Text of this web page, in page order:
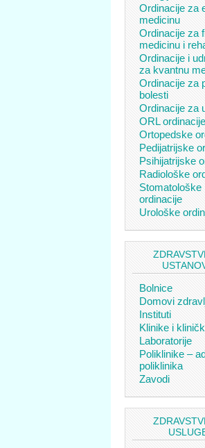
Ordinacije za
medicinu
Ordinacije za
medicinu i
Ordinacije i
za kvantnu
Ordinacije za
bolesti
Ordinacije za
ORL ordinacije
Ortopedske
Pedijatrijske
Psihijatrijske
Radiološke
Stomatološke
ordinacije
Urološke
Bolnice
Domovi
Instituti
Klinike i
Laboratorije
Poliklinike –
poliklinika
Zavodi